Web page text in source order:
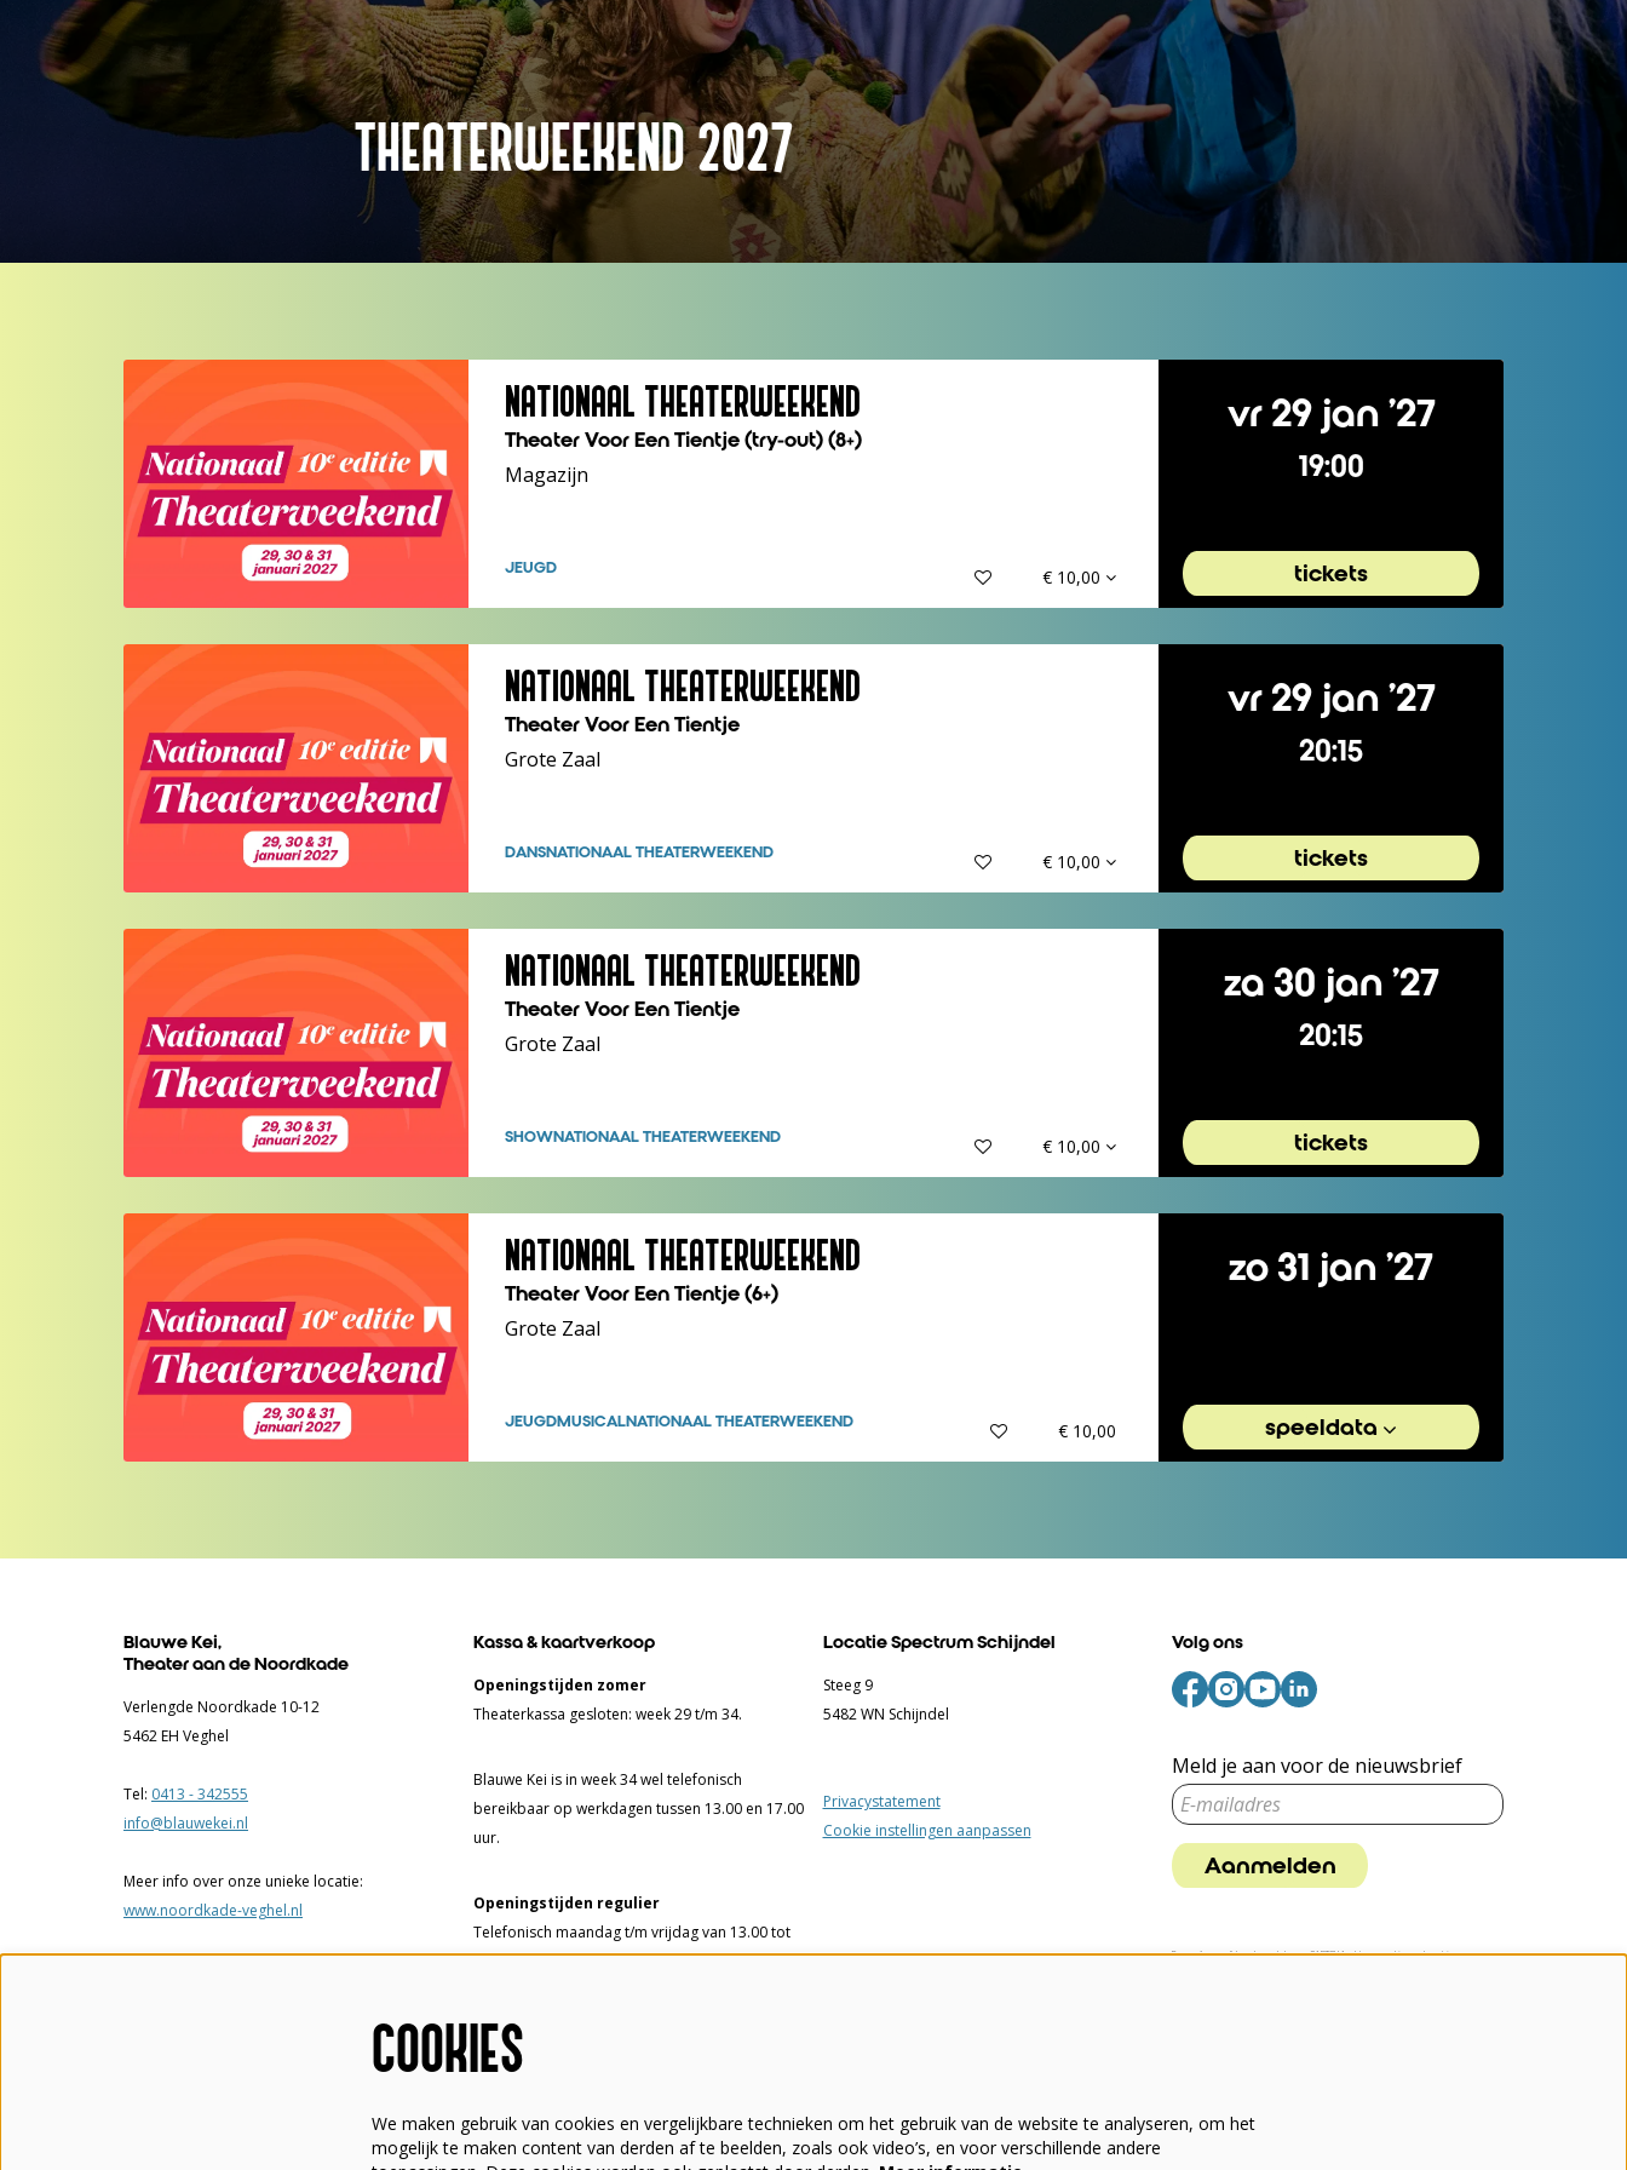
THEATERWEEKEND 2027
NATIONAAL THEATERWEEKEND
Theater Voor Een Tientje (try-out) (8+)
Magazijn
JEUGD € 10,00
vr 29 jan ’27
19:00
tickets
NATIONAAL THEATERWEEKEND
Theater Voor Een Tientje
Grote Zaal
DANSNATIONAAL THEATERWEEKEND € 10,00
vr 29 jan ’27
20:15
tickets
NATIONAAL THEATERWEEKEND
Theater Voor Een Tientje
Grote Zaal
SHOWNATIONAAL THEATERWEEKEND € 10,00
za 30 jan ’27
20:15
tickets
NATIONAAL THEATERWEEKEND
Theater Voor Een Tientje (6+)
Grote Zaal
JEUGDMUSICALNATIONAAL THEATERWEEKEND € 10,00
zo 31 jan ’27
speeldata
Blauwe Kei,
Theater aan de Noordkade
Verlengde Noordkade 10-12
5462 EH Veghel
Tel: 0413 - 342555
info@blauwekei.nl
Meer info over onze unieke locatie:
www.noordkade-veghel.nl
Kassa & kaartverkoop
Openingstijden zomer
Theaterkassa gesloten: week 29 t/m 34.
Blauwe Kei is in week 34 wel telefonisch
bereikbaar op werkdagen tussen 13.00 en 17.00
uur.
Openingstijden regulier
Telefonisch maandag t/m vrijdag van 13.00 tot
17.00 uur.
Theaterkassa woensdag t/m vrijdag van 13.00
tot 17.00 uur en 75 minuten voorafgaand aan
een voorstelling of film.
Tel:0413 - 342555
info@blauwekei.nl
Locatie Spectrum Schijndel
Steeg 9
5482 WN Schijndel
Privacystatement
Cookie instellingen aanpassen
Volg ons
Meld je aan voor de nieuwsbrief
Aanmelden
Deze site wordt beschermd door reCAPTCHA, dataverwerking gebeurt in
COOKIES
We maken gebruik van cookies en vergelijkbare technieken om het gebruik van de website te analyseren, om het
mogelijk te maken content van derden af te beelden, zoals ook video’s, en voor verschillende andere